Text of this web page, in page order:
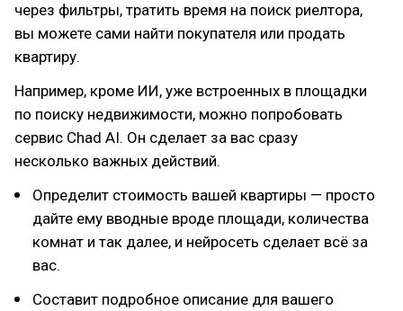
через фильтры, тратить время на поиск риелтора,
вы можете сами найти покупателя или продать
квартиру.
Например, кроме ИИ, уже встроенных в площадки
по поиску недвижимости, можно попробовать
сервис Chad AI. Он сделает за вас сразу
несколько важных действий.
Определит стоимость вашей квартиры — просто
дайте ему вводные вроде площади, количества
комнат и так далее, и нейросеть сделает всё за
вас.
Составит подробное описание для вашего